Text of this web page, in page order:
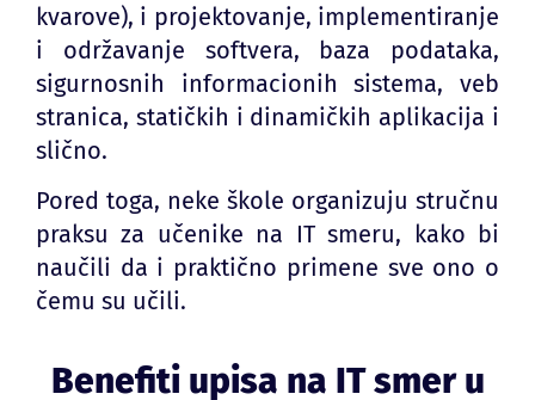
kvarove), i projektovanje, implementiranje
i održavanje softvera, baza podataka,
sigurnosnih informacionih sistema, veb
stranica, statičkih i dinamičkih aplikacija i
slično.
Pored toga, neke škole organizuju stručnu
praksu za učenike na IT smeru, kako bi
naučili da i praktično primene sve ono o
čemu su učili.
Benefiti upisa na IT smer u